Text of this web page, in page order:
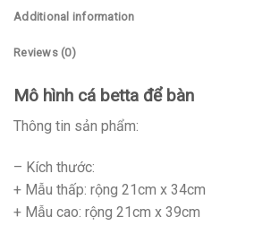
Additional information
Reviews (0)
Mô hình cá betta để bàn
Thông tin sản phẩm:
– Kích thước:
+ Mẫu thấp: rộng 21cm x 34cm
+ Mẫu cao: rộng 21cm x 39cm